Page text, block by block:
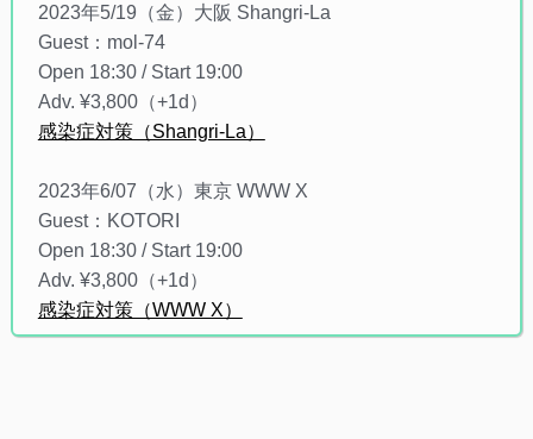
2023年5/19（金）大阪 Shangri-La
Guest：mol-74
Open 18:30 / Start 19:00
Adv. ¥3,800（+1d）
感染症対策（Shangri-La）
2023年6/07（水）東京 WWW X
Guest：KOTORI
Open 18:30 / Start 19:00
Adv. ¥3,800（+1d）
感染症対策（WWW X）